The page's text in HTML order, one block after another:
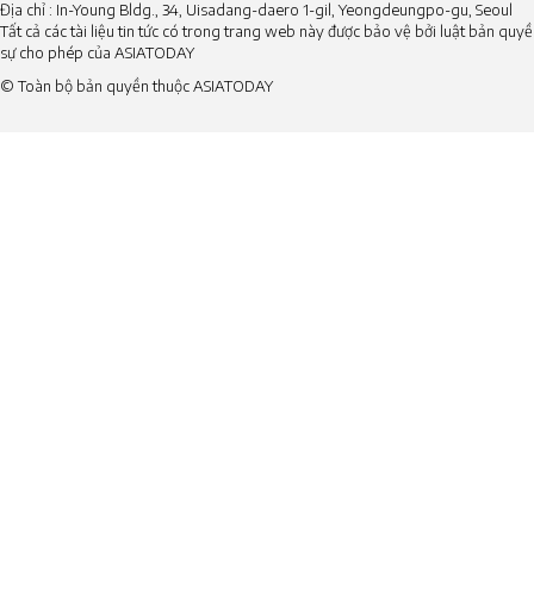
Địa chỉ : In-Young Bldg., 34, Uisadang-daero 1-gil, Yeongdeungpo-gu, Seoul
Tất cả các tài liệu tin tức có trong trang web này được bảo vệ bởi luật bản
sự cho phép của ASIATODAY
© Toàn bộ bản quyền thuộc ASIATODAY